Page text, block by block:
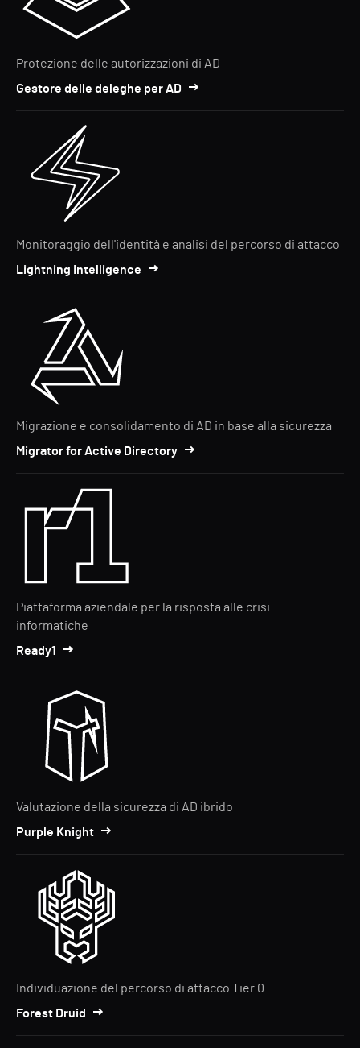
Protezione delle autorizzazioni di AD
Gestore delle deleghe per AD
Monitoraggio dell'identità e analisi del percorso di attacco
Lightning Intelligence
Migrazione e consolidamento di AD in base alla sicurezza
Migrator for Active Directory
Piattaforma aziendale per la risposta alle crisi
informatiche
Ready1
Valutazione della sicurezza di AD ibrido
Purple Knight
Individuazione del percorso di attacco Tier 0
Forest Druid